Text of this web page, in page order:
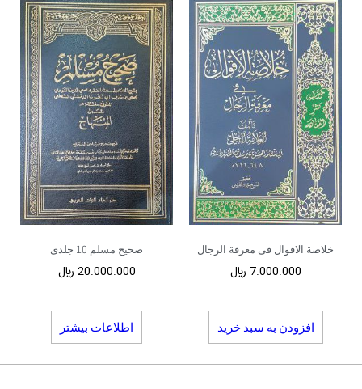
خلاصة الاقوال فی معرفة الرجال
7.000.000 ﷼
افزودن به سبد خرید
صحیح مسلم 10 جلدی
20.000.000 ﷼
اطلاعات بیشتر